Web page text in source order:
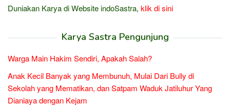
Duniakan Karya di Website indoSastra, klik di sini
Karya Sastra Pengunjung
Warga Main Hakim Sendiri, Apakah Salah?
Anak Kecil Banyak yang Membunuh, Mulai Dari Bully di
Sekolah yang Mematikan, dan Satpam Waduk Jatiluhur Yang
Dianiaya dengan Kejam